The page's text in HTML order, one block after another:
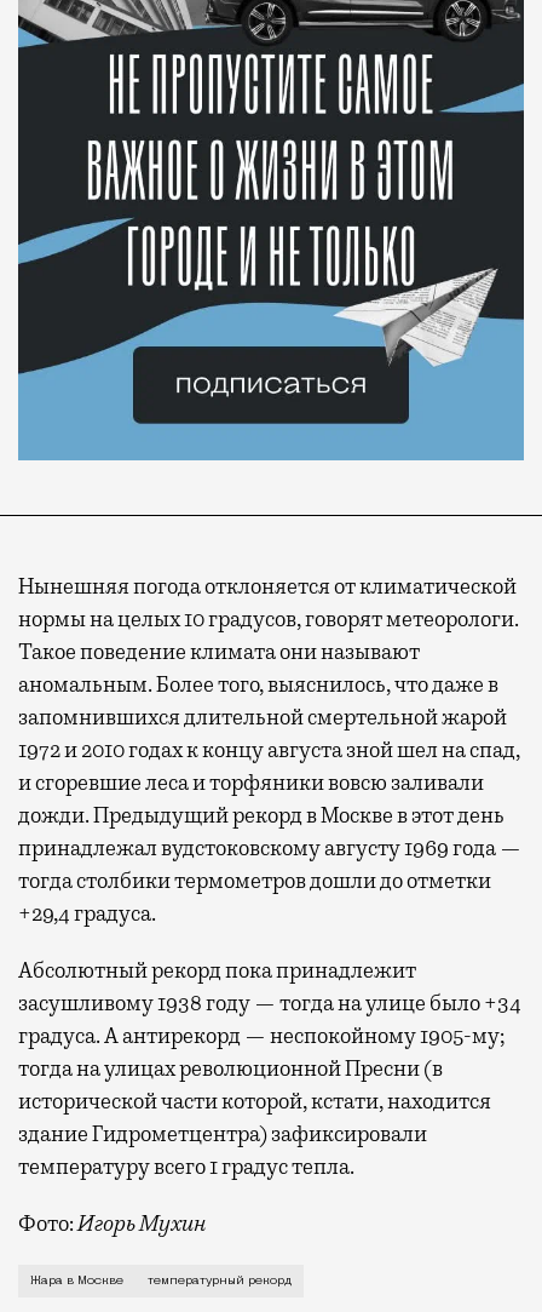
Нынешняя погода отклоняется от климатической
нормы на целых 10 градусов, говорят метеорологи.
Такое поведение климата они называют
аномальным. Более того, выяснилось, что даже в
запомнившихся длительной смертельной жарой
1972 и 2010 годах к концу августа зной шел на спад,
и сгоревшие леса и торфяники вовсю заливали
дожди. Предыдущий рекорд в Москве в этот день
принадлежал вудстоковскому августу 1969 года —
тогда столбики термометров дошли до отметки
+29,4 градуса.
Абсолютный рекорд пока принадлежит
засушливому 1938 году — тогда на улице было +34
градуса. А антирекорд — неспокойному 1905-му;
тогда на улицах революционной Пресни (в
исторической части которой, кстати, находится
здание Гидрометцентра) зафиксировали
температуру всего 1 градус тепла.
Фото:Игорь Мухин
Если вы читаете это сообщение, то в Москве +30,
Жара в Москве температурный рекорд